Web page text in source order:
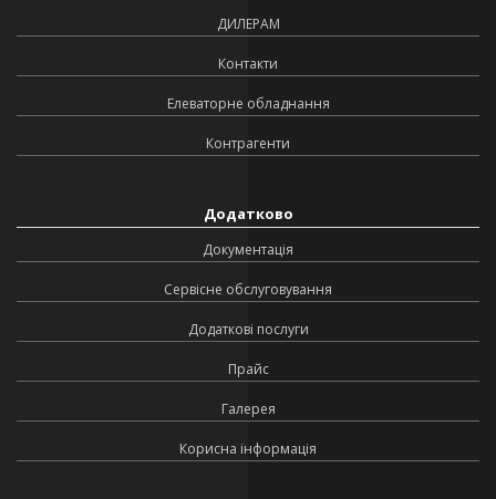
ДИЛЕРАМ
Контакти
Елеваторне обладнання
Контрагенти
Додатково
Документація
Сервісне обслуговування
Додаткові послуги
Прайс
Галерея
Корисна інформація